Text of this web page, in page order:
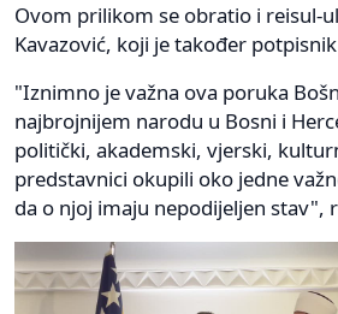
Ovom prilikom se obratio i reisul-
Kavazović, koji je također
"Iznimno je važna ova poruka
najbrojnijem narodu u Bosni i
politički, akademski, vjerski,
predstavnici okupili oko jedne
da o njoj imaju nepodijeljen stav",